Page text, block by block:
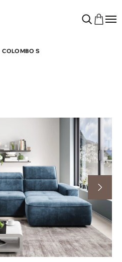
COLOMBO S